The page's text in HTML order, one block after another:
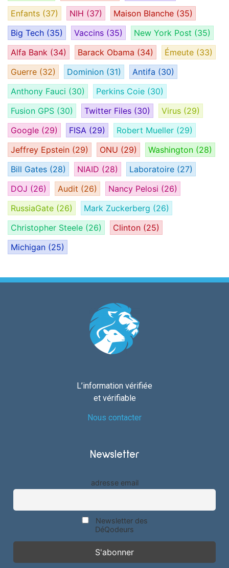
Enfants (37) NIH (37) Maison Blanche (35)
Big Tech (35) Vaccins (35) New York Post (35)
Alfa Bank (34) Barack Obama (34) Émeute (33)
Guerre (32) Dominion (31) Antifa (30)
Anthony Fauci (30) Perkins Coie (30)
Fusion GPS (30) Twitter Files (30) Virus (29)
Google (29) FISA (29) Robert Mueller (29)
Jeffrey Epstein (29) ONU (29) Washington (28)
Bill Gates (28) NIAID (28) Laboratoire (27)
DOJ (26) Audit (26) Nancy Pelosi (26)
RussiaGate (26) Mark Zuckerberg (26)
Christopher Steele (26) Clinton (25)
Michigan (25)
L’information vérifiée
et vérifiable
Nous contacter
Newsletter
adresse email
Newsletter des
DéQodeurs